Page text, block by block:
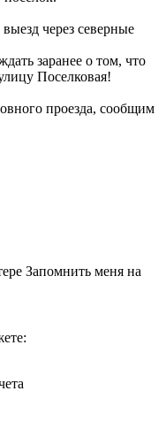
через северные
заранее о том, что
Поселковая!
проезда, сообщим
Запомнить меня на